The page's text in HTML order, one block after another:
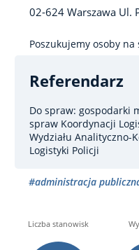
02-624 Warszawa Ul.
Poszukujemy osoby na
Referendarz
Do spraw: gospodarki
spraw Koordynacji
Wydziału Analityczno-
Logistyki Policji
#administracja
Liczba stanowisk